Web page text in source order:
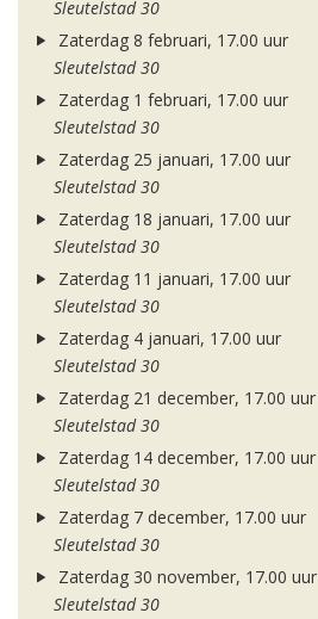
Sleutelstad 30
Zaterdag 8 februari, 17.00 uur
Sleutelstad 30
Zaterdag 1 februari, 17.00 uur
Sleutelstad 30
Zaterdag 25 januari, 17.00 uur
Sleutelstad 30
Zaterdag 18 januari, 17.00 uur
Sleutelstad 30
Zaterdag 11 januari, 17.00 uur
Sleutelstad 30
Zaterdag 4 januari, 17.00 uur
Sleutelstad 30
Zaterdag 21 december, 17.00 uur
Sleutelstad 30
Zaterdag 14 december, 17.00 uur
Sleutelstad 30
Zaterdag 7 december, 17.00 uur
Sleutelstad 30
Zaterdag 30 november, 17.00 uur
Sleutelstad 30